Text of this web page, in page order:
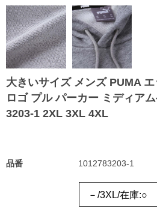
大きいサイズ メンズ PUMA
ロゴ プル パーカー ミディア
3203-1 2XL 3XL 4XL
品番 1012783203-1